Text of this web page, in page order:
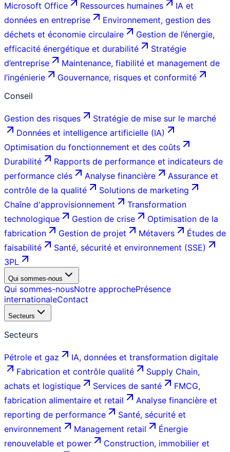
Microsoft Office
Ressources humaines
IA et
données en entreprise
Environnement, gestion des
déchets et économie circulaire
Gestion de l’énergie,
efficacité énergétique et durabilité
Stratégie
d’entreprise
Maintenance, fiabilité et management de
l’ingénierie
Gouvernance, risques et conformité
Conseil
Gestion des risques
Stratégie de mise sur le marché
Données et intelligence artificielle (IA)
Optimisation du fonctionnement et des coûts
Durabilité
Rapports de performance et indicateurs de
performance clés
Analyse financière
Assurance et
contrôle de la qualité
Solutions de marketing
Chaîne d'approvisionnement
Transformation
technologique
Gestion de crise
Optimisation de la
fabrication
Gestion de projet Métavers
Études de
faisabilité
Santé, sécurité et environnement (SSE)
3PL
Qui sommes-nous
Qui sommes-nousNotre approchePrésence
internationaleContact
Secteurs
Secteurs
Pétrole et gaz
IA, données et transformation digitale
Fabrication et contrôle qualité
Supply Chain,
achats et logistique
Services de santé
FMCG,
fabrication alimentaire et retail
Analyse financière et
reporting de performance
Santé, sécurité et
environnement
Management retail
Énergie
renouvelable et power
Construction, immobilier et